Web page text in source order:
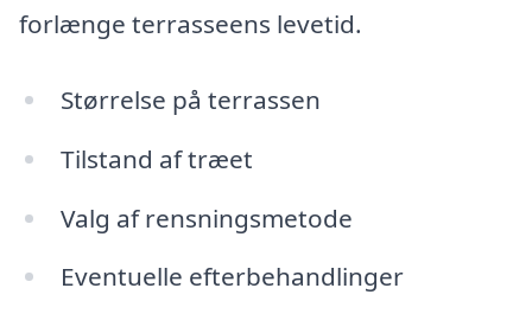
forlænge terrasseens levetid.
Størrelse på terrassen
Tilstand af træet
Valg af rensningsmetode
Eventuelle efterbehandlinger